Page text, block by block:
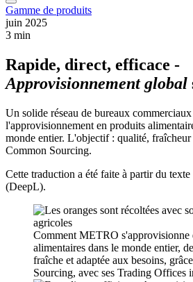
Gamme de produits
juin 2025
3 min
Rapide, direct, efficace -
Approvisionnement global
Un solide réseau de bureaux
l'approvisionnement en produits
monde entier. L'objectif : qualité,
Common Sourcing.
Cette traduction a été faite à partir du
(DeepL).
Comment METRO s'approvisionne
alimentaires dans le monde entier,
fraîche et adaptée aux besoins,
Sourcing, avec ses Trading Offices